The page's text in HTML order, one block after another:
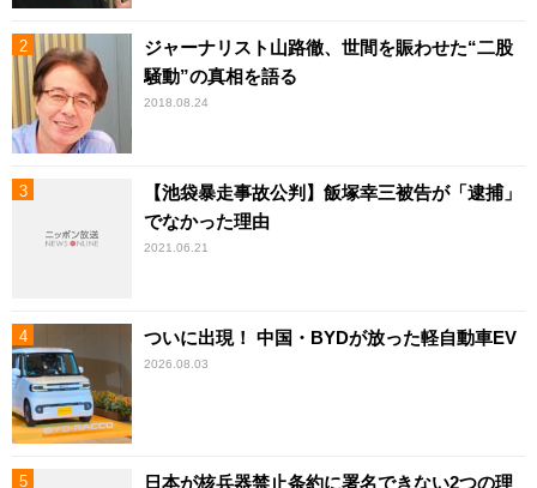
ジャーナリスト山路徹、世間を賑わせた“二股
騒動”の真相を語る
2018.08.24
【池袋暴走事故公判】飯塚幸三被告が「逮捕」
でなかった理由
2021.06.21
ついに出現！ 中国・BYDが放った軽自動車EV
2026.08.03
日本が核兵器禁止条約に署名できない2つの理